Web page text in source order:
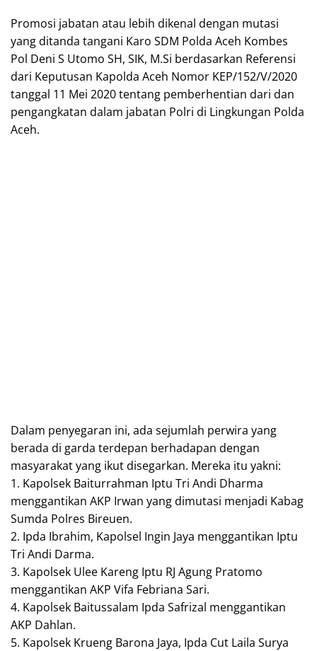
Promosi jabatan atau lebih dikenal dengan mutasi
yang ditanda tangani Karo SDM Polda Aceh Kombes
Pol Deni S Utomo SH, SIK, M.Si berdasarkan Referensi
dari Keputusan Kapolda Aceh Nomor KEP/152/V/2020
tanggal 11 Mei 2020 tentang pemberhentian dari dan
pengangkatan dalam jabatan Polri di Lingkungan Polda
Aceh.
Dalam penyegaran ini, ada sejumlah perwira yang
berada di garda terdepan berhadapan dengan
masyarakat yang ikut disegarkan. Mereka itu yakni:
1. Kapolsek Baiturrahman Iptu Tri Andi Dharma
menggantikan AKP Irwan yang dimutasi menjadi Kabag
Sumda Polres Bireuen.
2. Ipda Ibrahim, Kapolsel Ingin Jaya menggantikan Iptu
Tri Andi Darma.
3. Kapolsek Ulee Kareng Iptu RJ Agung Pratomo
menggantikan AKP Vifa Febriana Sari.
4. Kapolsek Baitussalam Ipda Safrizal menggantikan
AKP Dahlan.
5. Kapolsek Krueng Barona Jaya, Ipda Cut Laila Surya